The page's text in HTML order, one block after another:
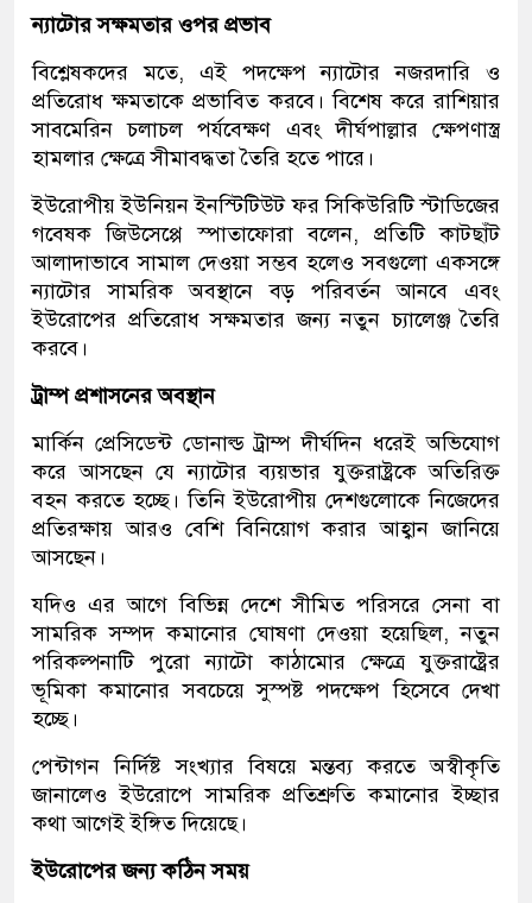
ন্যাটোর সক্ষমতার ওপর প্রভাব
বিশ্লেষকদের মতে, এই পদক্ষেপ ন্যাটোর নজরদারি ও
প্রতিরোধ ক্ষমতাকে প্রভাবিত করবে। বিশেষ করে রাশিয়ার
সাবমেরিন চলাচল পর্যবেক্ষণ এবং দীর্ঘপাল্লার ক্ষেপণাস্ত্র
হামলার ক্ষেত্রে সীমাবদ্ধতা তৈরি হতে পারে।
ইউরোপীয় ইউনিয়ন ইনস্টিটিউট ফর সিকিউরিটি স্টাডিজের
গবেষক জিউসেপ্পে স্পাতাফোরা বলেন, প্রতিটি কাটছাঁট
আলাদাভাবে সামাল দেওয়া সম্ভব হলেও সবগুলো একসঙ্গে
ন্যাটোর সামরিক অবস্থানে বড় পরিবর্তন আনবে এবং
ইউরোপের প্রতিরোধ সক্ষমতার জন্য নতুন চ্যালেঞ্জ তৈরি
করবে।
ট্রাম্প প্রশাসনের অবস্থান
মার্কিন প্রেসিডেন্ট ডোনাল্ড ট্রাম্প দীর্ঘদিন ধরেই অভিযোগ
করে আসছেন যে ন্যাটোর ব্যয়ভার যুক্তরাষ্ট্রকে অতিরিক্ত
বহন করতে হচ্ছে। তিনি ইউরোপীয় দেশগুলোকে নিজেদের
প্রতিরক্ষায় আরও বেশি বিনিয়োগ করার আহ্বান জানিয়ে
আসছেন।
যদিও এর আগে বিভিন্ন দেশে সীমিত পরিসরে সেনা বা
সামরিক সম্পদ কমানোর ঘোষণা দেওয়া হয়েছিল, নতুন
পরিকল্পনাটি পুরো ন্যাটো কাঠামোর ক্ষেত্রে যুক্তরাষ্ট্রের
ভূমিকা কমানোর সবচেয়ে সুস্পষ্ট পদক্ষেপ হিসেবে দেখা
হচ্ছে।
পেন্টাগন নির্দিষ্ট সংখ্যার বিষয়ে মন্তব্য করতে অস্বীকৃতি
জানালেও ইউরোপে সামরিক প্রতিশ্রুতি কমানোর ইচ্ছার
কথা আগেই ইঙ্গিত দিয়েছে।
ইউরোপের জন্য কঠিন সময়